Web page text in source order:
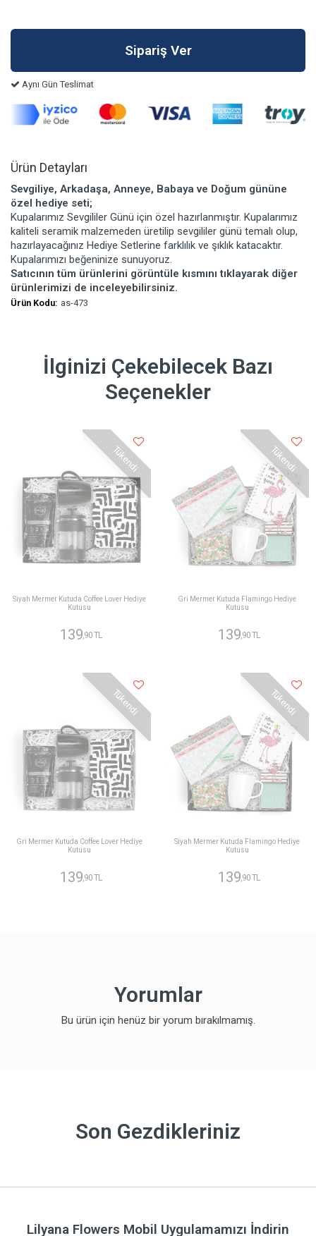
Aynı Gün Teslimat
Ürün Detayları
Sevgiliye, Arkadaşa, Anneye, Babaya ve Doğum gününe
özel hediye seti;
Kupalarımız Sevgililer Günü için özel hazırlanmıştır. Kupalarımız
kaliteli seramik malzemeden üretilip sevgililer günü temalı olup,
hazırlayacağınız Hediye Setlerine farklılık ve şıklık katacaktır.
Kupalarımızı beğeninize sunuyoruz.
Satıcının tüm ürünlerini görüntüle kısmını tıklayarak diğer
ürünlerimizi de inceleyebilirsiniz.
Ürün Kodu: as-473
İlginizi Çekebilecek Bazı
Seçenekler
Tükendi
Siyah Mermer Kutuda Coffee Lover Hediye
Kutusu
139,90 TL
Tükendi
Gri Mermer Kutuda Flamingo Hediye
Kutusu
139,90 TL
Tükendi
Gri Mermer Kutuda Coffee Lover Hediye
Kutusu
139,90 TL
Tükendi
Siyah Mermer Kutuda Flamingo Hediye
Kutusu
139,90 TL
Yorumlar
Bu ürün için henüz bir yorum bırakılmamış.
Son Gezdikleriniz
Lilyana Flowers Mobil Uygulamamızı İndirin